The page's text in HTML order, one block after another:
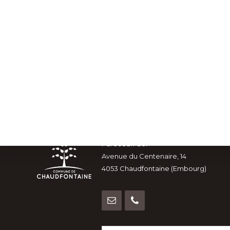
Explore
Footer
Avenue du Centenaire, 14
4053 Chaudfontaine (Embourg)